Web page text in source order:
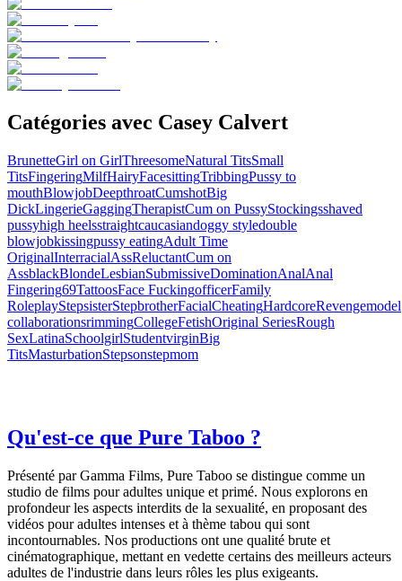
Catégories avec Casey Calvert
BrunetteGirl on GirlThreesomeNatural TitsSmall
TitsFingeringMilfHairyFacesittingTribbingPussy to
mouthBlowjobDeepthroatCumshotBig
DickLingerieGaggingTherapistCum on PussyStockingsshaved
pussyhigh heelsstraightcaucasiandoggy styledouble
blowjobkissingpussy eatingAdult Time
OriginalInterracialAssReluctantCum on
AssblackBlondeLesbianSubmissiveDominationAnalAnal
Fingering69TattoosFace FuckingofficerFamily
RoleplayStepsisterStepbrotherFacialCheatingHardcoreRevengemodel
collaborationsrimmingCollegeFetishOriginal SeriesRough
SexLatinaSchoolgirlStudentvirginBig
TitsMasturbationStepsonstepmom
Qu'est-ce que Pure Taboo ?
Présenté par Gamma Films, Pure Taboo se distingue comme un
studio de films pour adultes unique et primé. Nous explorons en
profondeur les aspects interdits de la sexualité, en proposant des
vidéos pour adultes intenses et à thème tabou qui sont
incontournables. Nos productions ont une qualité brute et
cinématographique, mettant en vedette certains des meilleurs acteurs
adultes de l'industrie dans leurs rôles les plus exigeants.